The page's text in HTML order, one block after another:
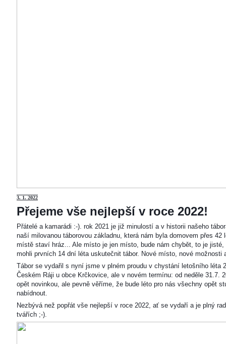
3. 1. 2022
Přejeme vše nejlepší v roce 2022!
Přátelé a kamarádi :-). rok 2021 je již minulostí a v historii našeho
naší milovanou táborovou základnu, která nám byla domovem přes
místě staví hráz... Ale místo je jen místo, bude nám chybět, to je
mohli prvních 14 dní léta uskutečnit tábor. Nové místo, nové
Tábor se vydařil s nyní jsme v plném proudu v chystání letošního léta
Českém Ráji u obce Krčkovice, ale v novém termínu: od neděle 31.7.
opět novinkou, ale pevně věříme, že bude léto pro nás všechny opět
nabídnout.
Nezbývá než popřát vše nejlepší v roce 2022, ať se vydaří a je plný
tvářích ;-).